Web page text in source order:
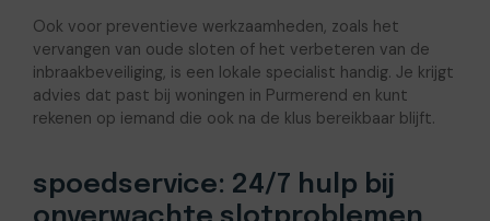
Ook voor preventieve werkzaamheden, zoals het
vervangen van oude sloten of het verbeteren van de
inbraakbeveiliging, is een lokale specialist handig. Je krijgt
advies dat past bij woningen in Purmerend en kunt
rekenen op iemand die ook na de klus bereikbaar blijft.
spoedservice: 24/7 hulp bij